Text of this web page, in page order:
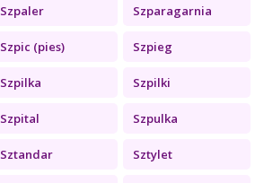
Szpaler Szparagarnia
Szpic (pies) Szpieg
Szpilka Szpilki
Szpital Szpulka
Sztandar Sztylet